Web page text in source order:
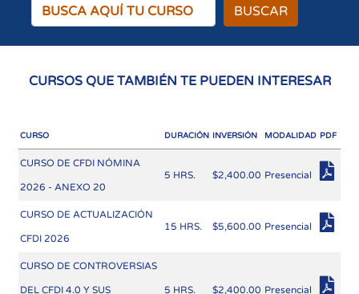
BUSCAR
CURSOS QUE TAMBIÉN TE PUEDEN INTERESAR
CURSO DURACIÓN INVERSIÓN MODALIDAD PDF
CURSO DE CFDI NÓMINA
2026 - ANEXO 20
5 HRS. $2,400.00 Presencial
CURSO DE ACTUALIZACIÓN
CFDI 2026
15 HRS. $5,600.00 Presencial
CURSO DE CONTROVERSIAS
DEL CFDI 4.0 Y SUS 5 HRS. $2,400.00 Presencial